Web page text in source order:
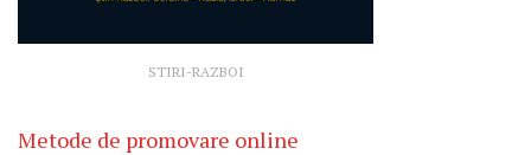
STIRI-RAZBOI
Metode de promovare online